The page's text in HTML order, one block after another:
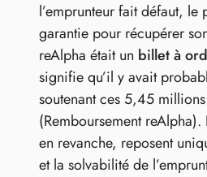
l’emprunteur fait défaut, le
garantie pour récupérer
reAlpha était un billet à
signifie qu’il y avait
soutenant ces 5,45
(Remboursement
en revanche, reposent
et la solvabilité de